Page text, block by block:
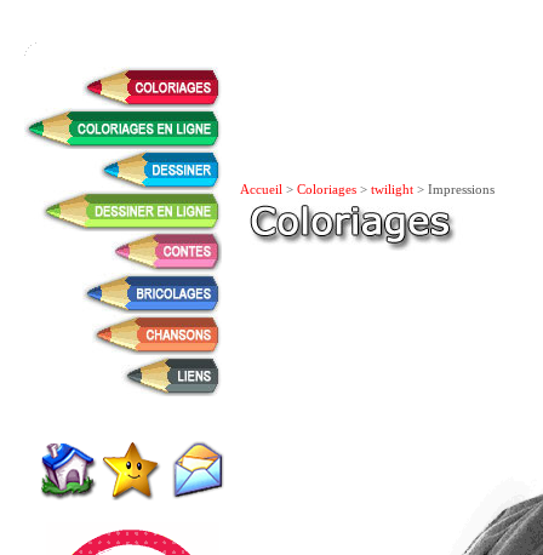
Accueil > Coloriages > twilight > Impressions